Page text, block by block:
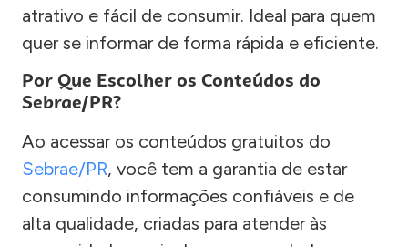
atrativo e fácil de consumir. Ideal para quem
quer se informar de forma rápida e eficiente.
Por Que Escolher os Conteúdos do
Sebrae/PR?
Ao acessar os conteúdos gratuitos do
Sebrae/PR, você tem a garantia de estar
consumindo informações confiáveis e de
alta qualidade, criadas para atender às